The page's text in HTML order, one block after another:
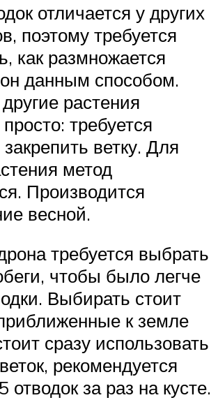
отличается у других
поэтому требуется
как размножается
данным способом.
растения
требуется
ветку. Для
метод
Производится
весной.
требуется выбрать
чтобы было легче
Выбирать стоит
к земле
сразу использовать
рекомендуется
отводок за раз на кусте.